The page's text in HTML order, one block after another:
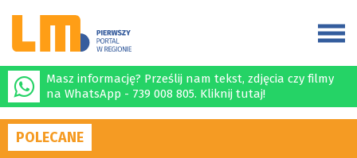
Masz informację? Prześlij nam tekst, zdjęcia czy filmy
na WhatsApp - 739 008 805. Kliknij tutaj!
POLECANE